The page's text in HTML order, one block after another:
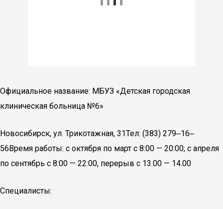
Официальное название: МБУЗ «Детская городская
клиническая больница №6»
Новосибирск, ул. Трикотажная, 31Тел: (383) 279‒16‒
56Время работы: с октября по март с 8:00 — 20:00; с апреля
по сентябрь с 8:00 — 22:00, перерыв с 13.00 — 14.00
Специалисты: